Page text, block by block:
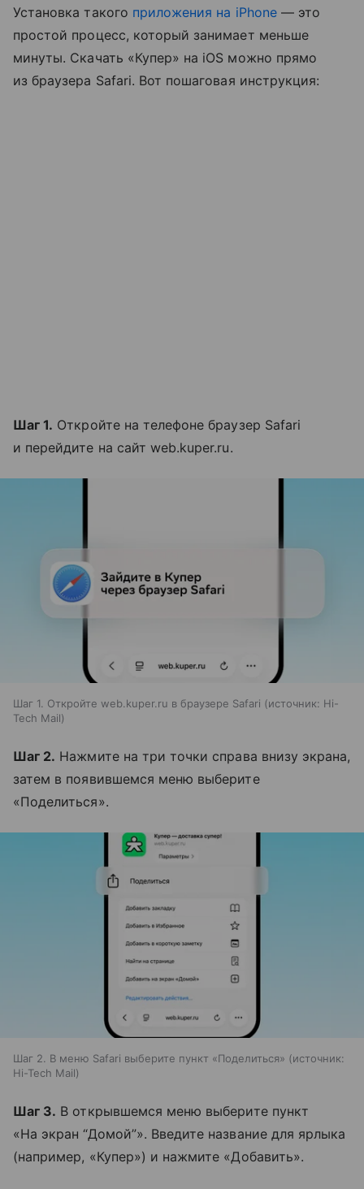
Установка такого приложения на iPhone— это
простой процесс, который занимает меньше
минуты. Скачать «Купер» на iOS можно прямо
из браузера Safari. Вот пошаговая инструкция:
Шаг 1. Откройте на телефоне браузер Safari
и перейдите на сайт web.kuper.ru.
Шаг 1. Откройте web.kuper.ru в браузере Safari источник: Hi-
Tech Mail
Шаг 2. Нажмите на три точки справа внизу экрана,
затем в появившемся меню выберите
«Поделиться».
Шаг 2. В меню Safari выберите пункт «Поделиться»
источник:
Hi-Tech Mail
Шаг 3. В открывшемся меню выберите пункт
«На экран “Домой”». Введите название для ярлыка
(например, «Купер») и нажмите «Добавить».